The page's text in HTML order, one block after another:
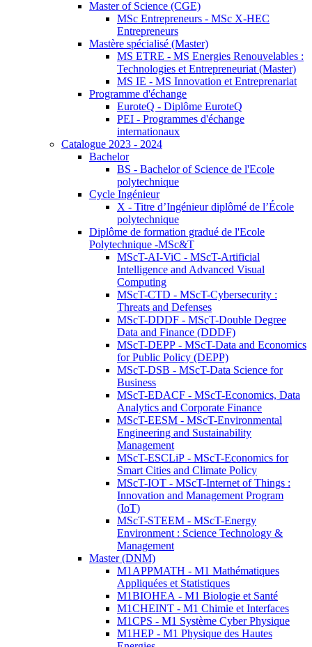
Master of Science (CGE)
MSc Entrepreneurs - MSc X-HEC
Entrepreneurs
Mastère spécialisé (Master)
MS ETRE - MS Energies Renouvelables :
Technologies et Entrepreneuriat (Master)
MS IE - MS Innovation et Entreprenariat
Programme d'échange
EuroteQ - Diplôme EuroteQ
PEI - Programmes d'échange
internationaux
Catalogue 2023 - 2024
Bachelor
BS - Bachelor of Science de l'Ecole
polytechnique
Cycle Ingénieur
X - Titre d’Ingénieur diplômé de l’École
polytechnique
Diplôme de formation gradué de l'Ecole
Polytechnique -MSc&T
MScT-AI-ViC - MScT-Artificial
Intelligence and Advanced Visual
Computing
MScT-CTD - MScT-Cybersecurity :
Threats and Defenses
MScT-DDDF - MScT-Double Degree
Data and Finance (DDDF)
MScT-DEPP - MScT-Data and Economics
for Public Policy (DEPP)
MScT-DSB - MScT-Data Science for
Business
MScT-EDACF - MScT-Economics, Data
Analytics and Corporate Finance
MScT-EESM - MScT-Environmental
Engineering and Sustainability
Management
MScT-ESCLiP - MScT-Economics for
Smart Cities and Climate Policy
MScT-IOT - MScT-Internet of Things :
Innovation and Management Program
(IoT)
MScT-STEEM - MScT-Energy
Environment : Science Technology &
Management
Master (DNM)
M1APPMATH - M1 Mathématiques
Appliquées et Statistiques
M1BIOHEA - M1 Biologie et Santé
M1CHEINT - M1 Chimie et Interfaces
M1CPS - M1 Système Cyber Physique
M1HEP - M1 Physique des Hautes